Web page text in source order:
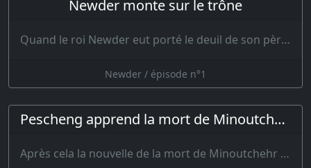
Newder monte sur le trône
Quand le roi Newder eut porté le deuil de son père, il éleva la couronne des Keïanides plus h…
Newder / épisode n°1
Pescheng apprend la mort de Minoutchehr
Après cela la nouvelle de la mort de Minoutchehr se répandit jusque chez les gu…